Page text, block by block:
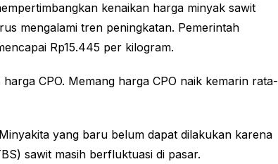
kenaikan harga minyak sawit
mengalami tren peningkatan. Pemerintah
Rp15.445 per kilogram.
CPO. Memang harga CPO naik kemarin rata-
yang baru belum dapat dilakukan karena
sawit masih berfluktuasi di pasar.